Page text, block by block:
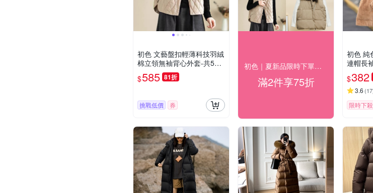
初色 文藝盤扣輕薄科技羽絨
棉立領無袖背心外套-共5色-
31678(M-2XL可選)
$585 81折
挑戰低價 券
初色｜夏新品限時下單一件8折 二件75折(三)
滿2件享75折
初色 純
連帽長
套-共4
選)
$382
3.6 (17
限時下殺